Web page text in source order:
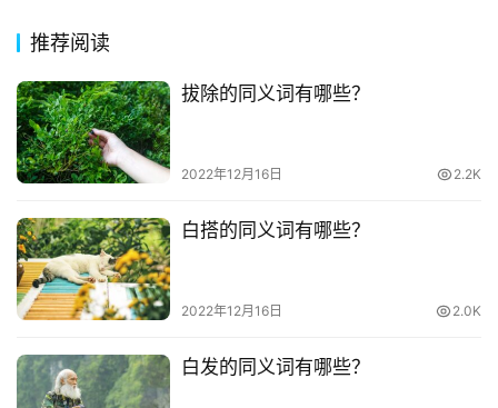
词
网
络
热
电
影
台
其
推荐阅读
拔除的同义词有哪些？
2022年12月16日 2.2K
白搭的同义词有哪些？
2022年12月16日 2.0K
白发的同义词有哪些？